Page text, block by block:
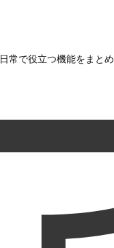
常で役立つ機能をまと